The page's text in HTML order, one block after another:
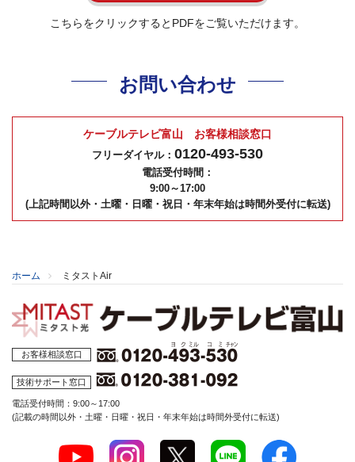
こちらをクリックするとPDFをご覧いただけます。
お問い合わせ
ケーブルテレビ富山 お客様相談窓口
フリーダイヤル： 0120-493-530
電話受付時間：
9:00～17:00
(上記時間以外・土曜・日曜・祝日・年末年始は時間外受付に転送)
ホーム ミタストAir
お客様相談窓口
技術サポート窓口
電話受付時間：9:00～17:00
(記載の時間以外・土曜・日曜・祝日・年末年始は時間外受付に転送)